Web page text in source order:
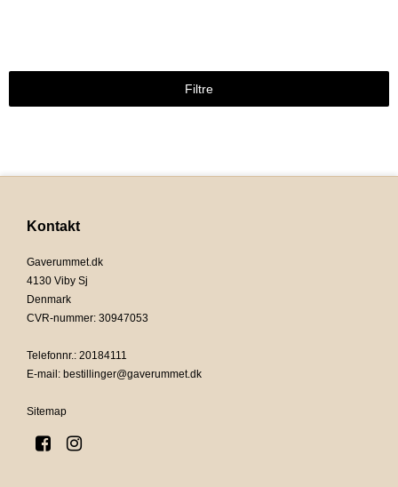
Filtre
Kontakt
Gaverummet.dk
4130 Viby Sj
Denmark
CVR-nummer: 30947053
Telefonnr.: 20184111
E-mail : bestillinger@gaverummet.dk
Sitemap